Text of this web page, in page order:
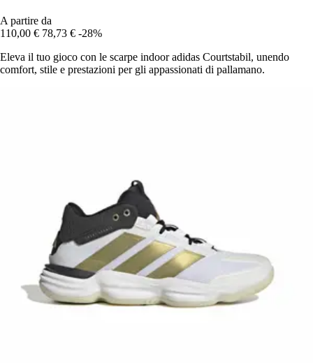
A partire da
110,00 € 78,73 € -28%
Eleva il tuo gioco con le scarpe indoor adidas Courtstabil, unendo
comfort, stile e prestazioni per gli appassionati di pallamano.